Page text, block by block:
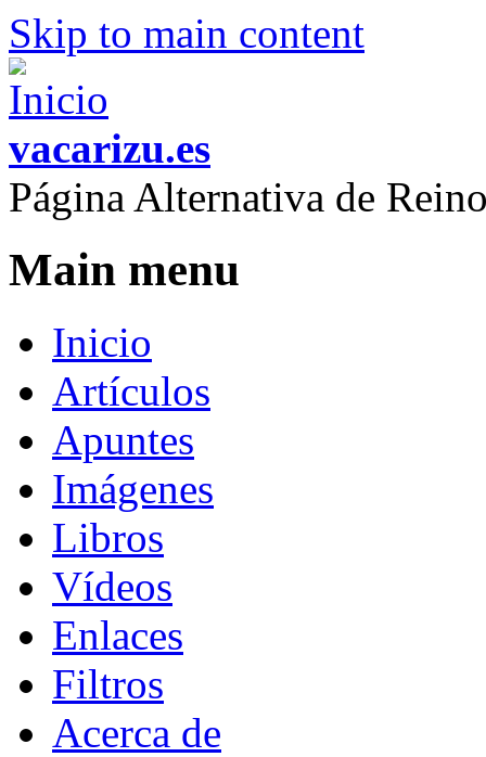
Skip to main content
vacarizu.es
Página Alternativa de
Main menu
Inicio
Artículos
Apuntes
Imágenes
Libros
Vídeos
Enlaces
Filtros
Acerca de